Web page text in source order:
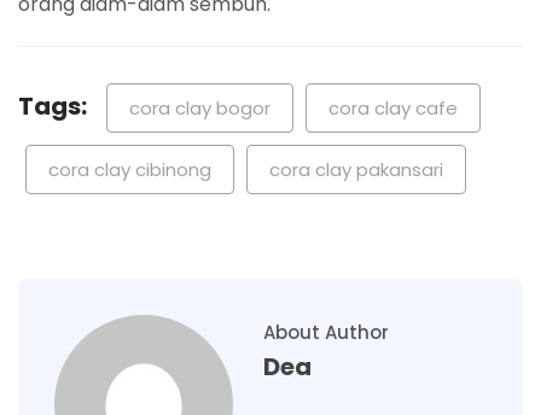
Tags: cora clay bogor cora clay cafe
cora clay cibinong cora clay pakansari
About Author
Dea